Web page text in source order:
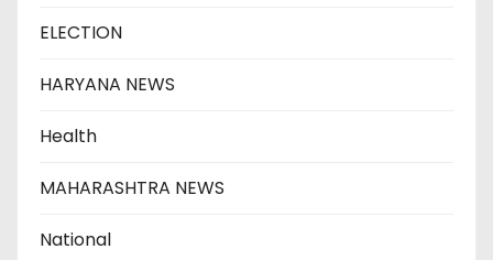
ELECTION
HARYANA NEWS
Health
MAHARASHTRA NEWS
National